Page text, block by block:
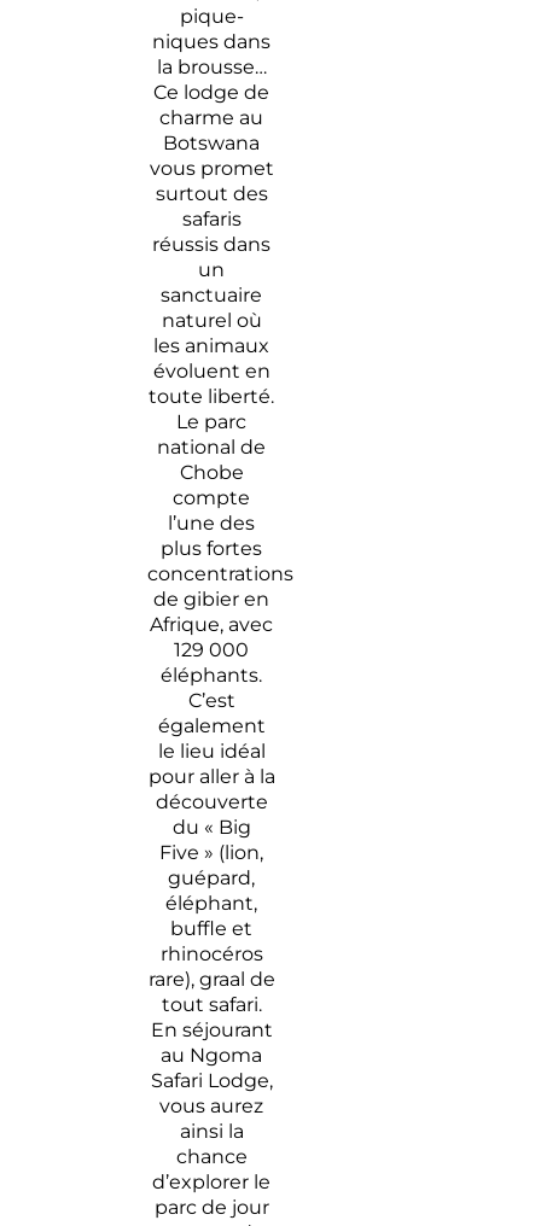
pique-
niques dans
la brousse…
Ce lodge de
charme au
Botswana
vous promet
surtout des
safaris
réussis dans
un
sanctuaire
naturel où
les animaux
évoluent en
toute liberté.
Le parc
national de
Chobe
compte
l’une des
plus fortes
concentrations
de gibier en
Afrique, avec
129 000
éléphants.
C’est
également
le lieu idéal
pour aller à la
découverte
du « Big
Five » (lion,
guépard,
éléphant,
buffle et
rhinocéros
rare), graal de
tout safari.
En séjourant
au Ngoma
Safari Lodge,
vous aurez
ainsi la
chance
d’explorer le
parc de jour